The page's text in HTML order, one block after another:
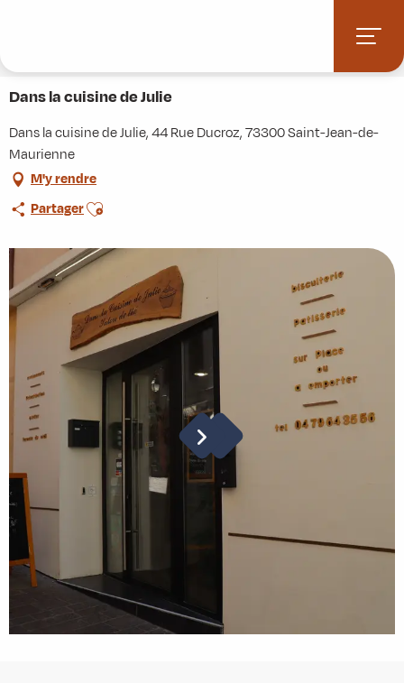
principal
Dans la cuisine de Julie
Dans la cuisine de Julie, 44 Rue Ducroz, 73300 Saint-Jean-de-
Maurienne
M'y rendre
PartagerAjouter aux favoris